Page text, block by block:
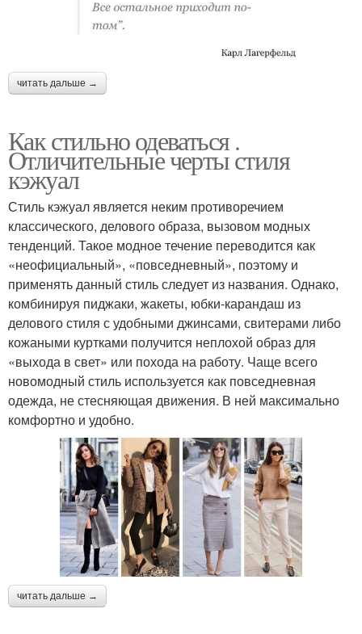
читать дальше →
Как стильно одеваться .
Отличительные черты стиля
кэжуал
Стиль кэжуал является неким противоречием
классического, делового образа, вызовом модных
тенденций. Такое модное течение переводится как
«неофициальный», «повседневный», поэтому и
применять данный стиль следует из названия. Однако,
комбинируя пиджаки, жакеты, юбки-карандаш из
делового стиля с удобными джинсами, свитерами либо
кожаными куртками получится неплохой образ для
«выхода в свет» или похода на работу. Чаще всего
новомодный стиль используется как повседневная
одежда, не стесняющая движения. В ней максимально
комфортно и удобно.
читать дальше →